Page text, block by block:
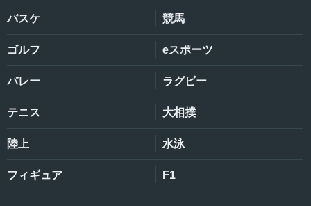
バスケ 競馬
ゴルフ eスポーツ
バレー ラグビー
テニス 大相撲
陸上 水泳
フィギュア F1